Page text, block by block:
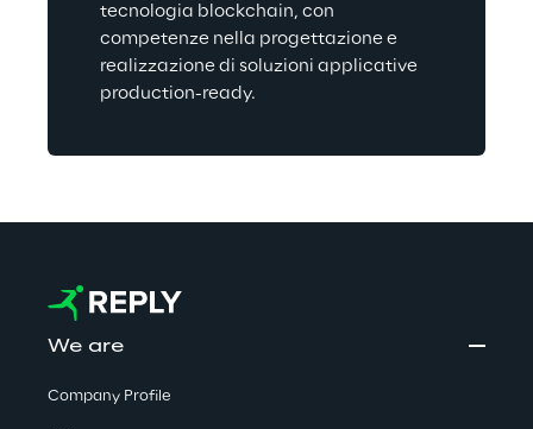
tecnologia blockchain, con
competenze nella progettazione e
realizzazione di soluzioni applicative
production-ready.
We are
Company Profile